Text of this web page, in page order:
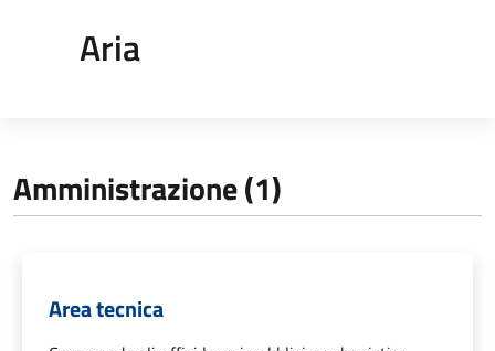
Aria
Amministrazione (1)
Area tecnica